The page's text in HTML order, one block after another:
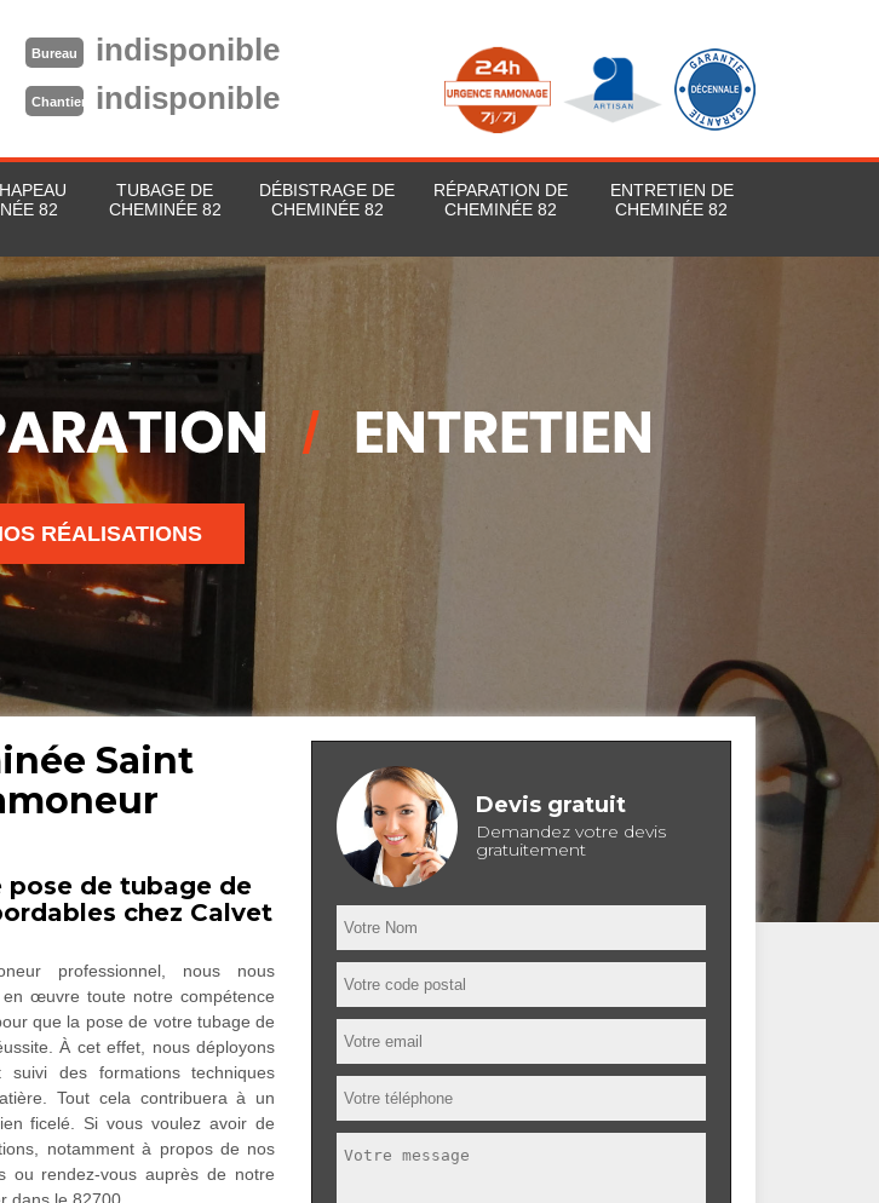
Bureau indisponible
Chantier indisponible
82
TUBAGE DE
CHEMINÉE 82
DÉBISTRAGE DE
CHEMINÉE 82
RÉPARATION DE
CHEMINÉE 82
ENTRETIEN DE
CHEMINÉE 82
RÉALISATIONS
Saint
pose de tubage de
chez Calvet
professionnel, nous nous
œuvre toute notre compétence
que la pose de votre tubage de
À cet effet, nous déployons
suivi des formations techniques
Tout cela contribuera à un
ficelé. Si vous voulez avoir de
notamment à propos de nos
ou rendez-vous auprès de notre
Devis gratuit
Demandez votre devis
gratuitement